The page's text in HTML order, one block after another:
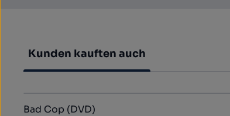
Kunden kauften auch
Bad Cop (DVD)